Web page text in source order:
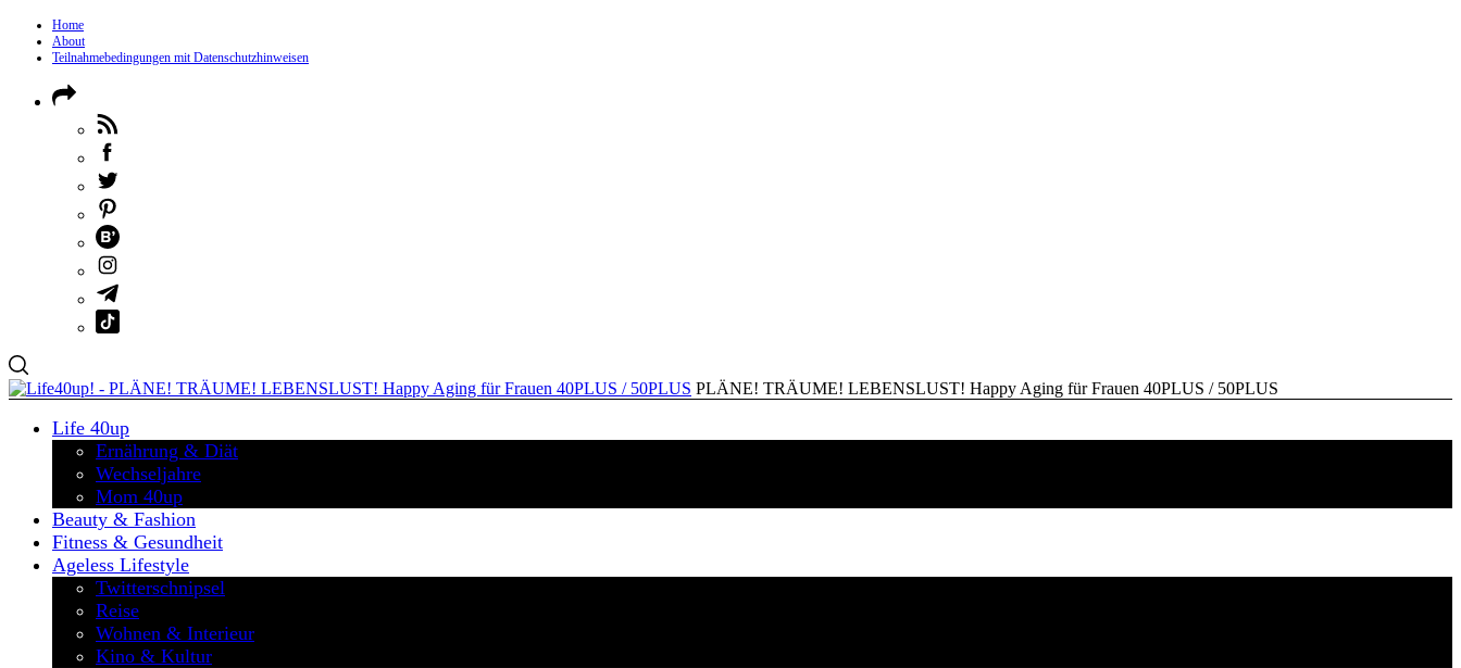
Home
About
Teilnahmebedingungen mit Datenschutzhinweisen
PLÄNE! TRÄUME! LEBENSLUST! Happy Aging für Frauen 40PLUS / 50PLUS
Life 40up
Ernährung & Diät
Wechseljahre
Mom 40up
Beauty & Fashion
Fitness & Gesundheit
Ageless Lifestyle
Twitterschnipsel
Reise
Wohnen & Interieur
Kino & Kultur